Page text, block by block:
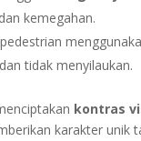
kemegahan.
tidak menyilaukan.
kontras
karakter unik